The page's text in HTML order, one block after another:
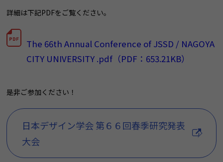
詳細は下記PDFをご覧ください。
The 66th Annual Conference of JSSD / NAGOYA
CITY UNIVERSITY .pdf（PDF：653.21KB）
是非ご参加ください！
日本デザイン学会 第６６回春季研究発表
大会